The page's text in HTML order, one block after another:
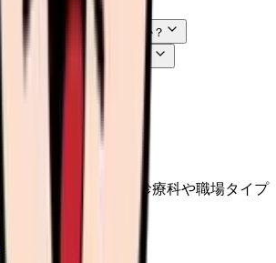
のものですか？
から確認すればよいですか？
はどうすればよいですか？
アタイプは？
観から、向いている診療科や職場タイプ
人も表示。
る